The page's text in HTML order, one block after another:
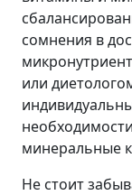
сомнения в
или
минеральные
Не стоит